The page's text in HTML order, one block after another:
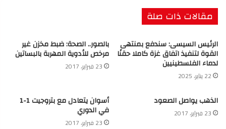
مقالات ذات صلة
الرئيس السيسى: سندفع بمنتهى
القوة لتنفيذ اتفاق غزة كاملا حقنًا
لدماء الفلسطينيين
22 يناير، 2025
بالصور.. الصحة: ضبط مخزن غير
مرخص للأدوية المهربة بالبساتين
23 فبراير، 2017
الذهب يواصل الصعود
23 فبراير، 2017
أسوان يتعادل مع بتروجيت 1-1
في الدوري
23 فبراير، 2017